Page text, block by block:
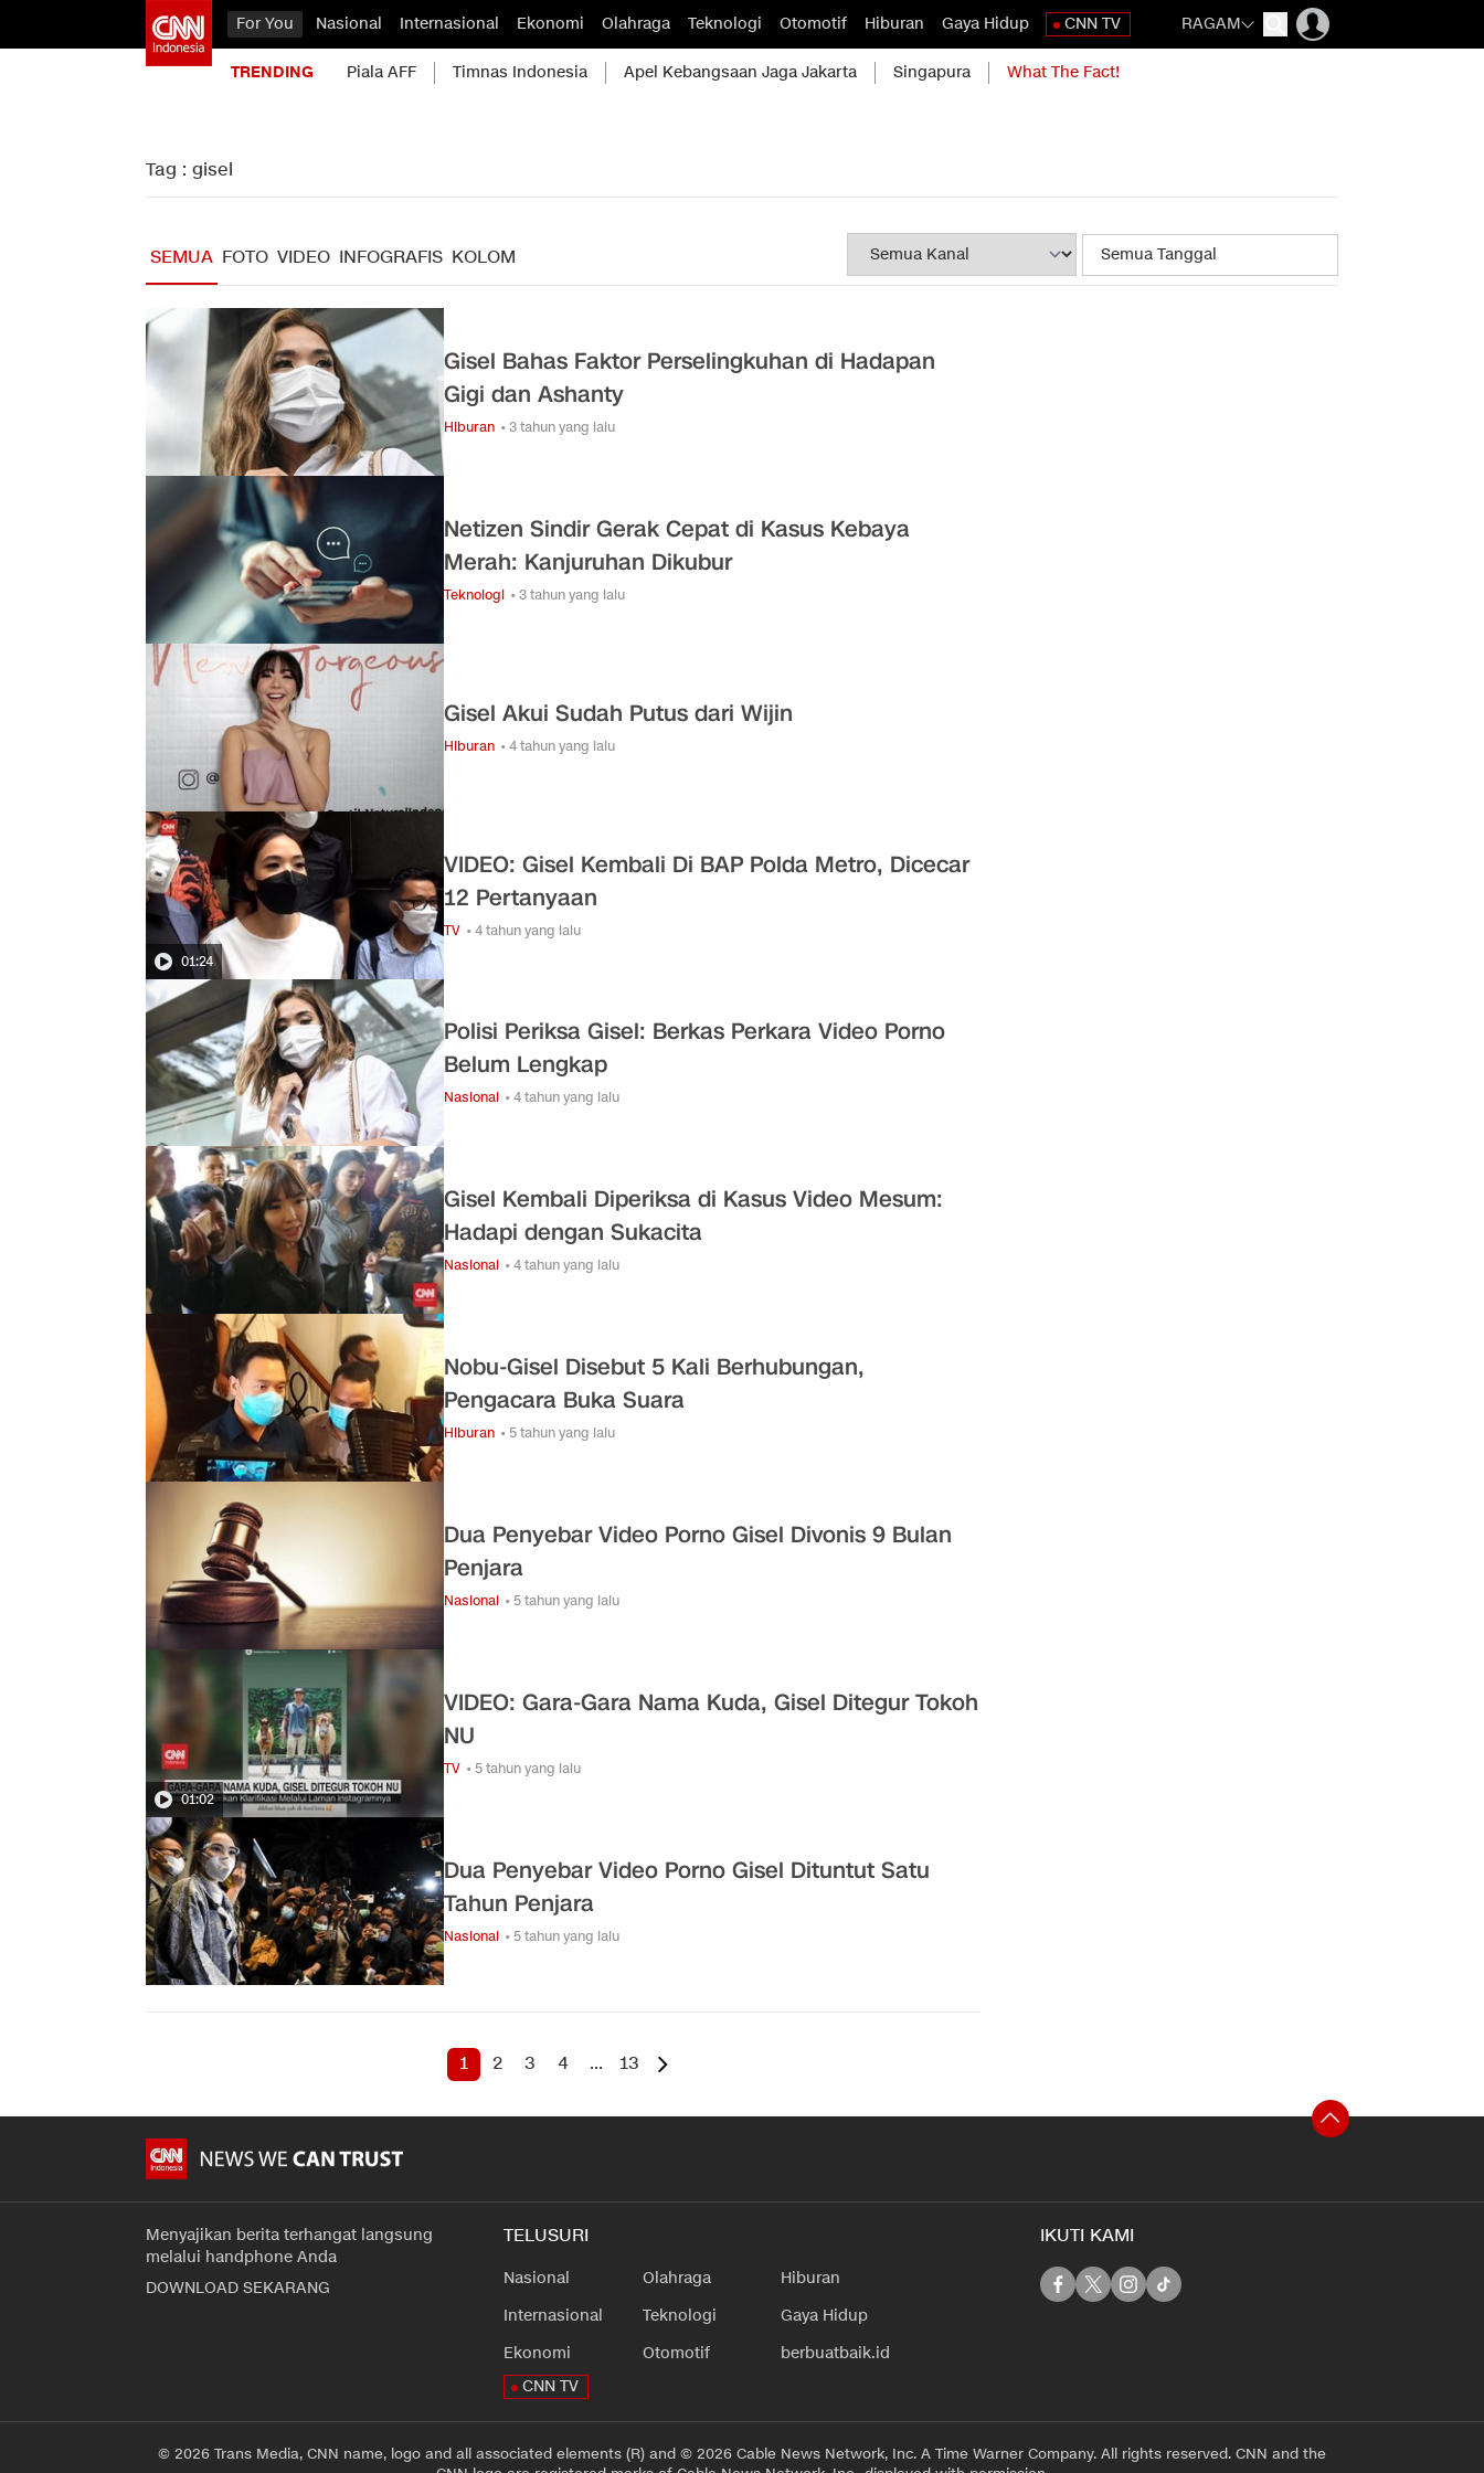
For You Nasional Internasional Ekonomi Olahraga Teknologi Otomotif Hiburan Gaya Hidup CNN TV RAGAM
TRENDING Piala AFF Timnas Indonesia Apel Kebangsaan Jaga Jakarta Singapura What The Fact!
Tag : gisel
SEMUA FOTO VIDEO INFOGRAFIS KOLOM
Gisel Bahas Faktor Perselingkuhan di Hadapan
Gigi dan Ashanty
Hiburan • 3 tahun yang lalu
Netizen Sindir Gerak Cepat di Kasus Kebaya
Merah: Kanjuruhan Dikubur
Teknologi • 3 tahun yang lalu
Gisel Akui Sudah Putus dari Wijin
Hiburan • 4 tahun yang lalu
01:24
VIDEO: Gisel Kembali Di BAP Polda Metro, Dicecar
12 Pertanyaan
TV • 4 tahun yang lalu
Polisi Periksa Gisel: Berkas Perkara Video Porno
Belum Lengkap
Nasional • 4 tahun yang lalu
Gisel Kembali Diperiksa di Kasus Video Mesum:
Hadapi dengan Sukacita
Nasional • 4 tahun yang lalu
Nobu-Gisel Disebut 5 Kali Berhubungan,
Pengacara Buka Suara
Hiburan • 5 tahun yang lalu
Dua Penyebar Video Porno Gisel Divonis 9 Bulan
Penjara
Nasional • 5 tahun yang lalu
01:02
VIDEO: Gara-Gara Nama Kuda, Gisel Ditegur Tokoh
NU
TV • 5 tahun yang lalu
Dua Penyebar Video Porno Gisel Dituntut Satu
Tahun Penjara
Nasional • 5 tahun yang lalu
1 2 3 4 ... 13
Menyajikan berita terhangat langsung
melalui handphone Anda
DOWNLOAD SEKARANG
TELUSURI
Nasional
Internasional
Ekonomi
Olahraga
Teknologi
Otomotif
Hiburan
Gaya Hidup
berbuatbaik.id
CNN TV
IKUTI KAMI
© 2026 Trans Media, CNN name, logo and all associated elements (R) and © 2026 Cable News Network, Inc. A Time Warner Company. All rights reserved. CNN and the